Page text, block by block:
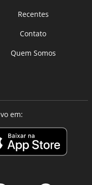
Recentes
Contato
Quem Somos
em: